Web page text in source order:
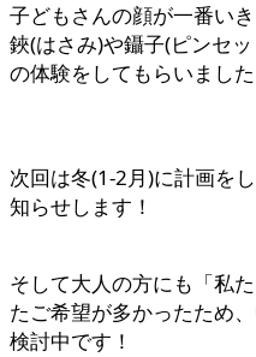
子どもさんの顔が一番
鋏(はさみ)や鑷子(ピンセ
の体験をしてもらいました
次回は冬(1-2月)に計画を
知らせします！
そして大人の方にも「私
たご希望が多かったため
検討中です！